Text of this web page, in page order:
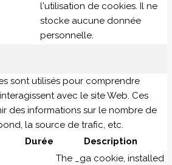
l'utilisation de cookies. Il ne
stocke aucune donnée
personnelle.
sont utilisés pour comprendre
avec le site Web. Ces
des informations sur le nombre de
la source de trafic, etc.
Durée Description
The _ga cookie, installed